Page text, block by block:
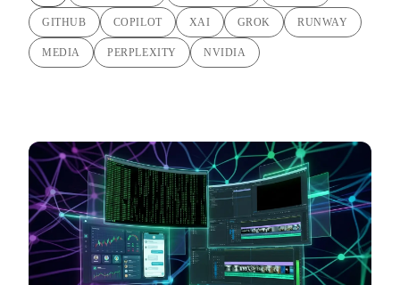
GITHUB COPILOT XAI GROK RUNWAY
MEDIA PERPLEXITY NVIDIA